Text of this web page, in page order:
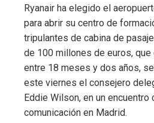
Ryanair ha elegido el
para abrir su centro de
tripulantes de cabina de
de 100 millones de euros,
entre 18 meses y dos años,
este viernes el consejero
Eddie Wilson, en un encuentro
comunicación en Madrid.